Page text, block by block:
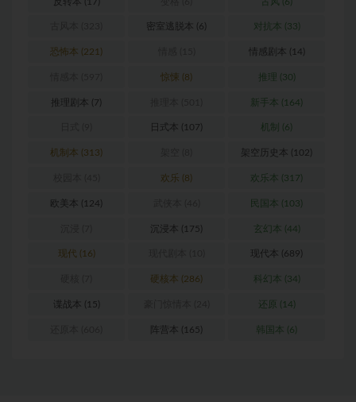
密室逃脱本 (6) 对抗本 (33)
恐怖本 (221) 情感剧本 (14)
惊悚 (8) 推理 (30)
推理剧本 (7) 新手本 (164)
日式本 (107) 机制 (6)
机制本 (313) 架空历史本 (102)
欢乐 (8) 欢乐本 (317)
欧美本 (124) 民国本 (103)
沉浸本 (175) 玄幻本 (44)
现代 (16) 现代本 (689)
硬核本 (286) 科幻本 (34)
谍战本 (15) 还原 (14)
阵营本 (165) 韩国本 (6)